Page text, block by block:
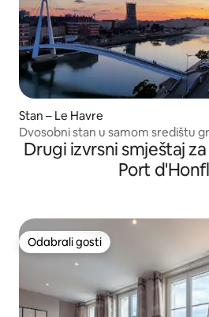
Stan – Le Havre
Dvosobni stan u samom središtu
Drugi izvrsni smještaj
Port
Odabrali gosti
Odabrali gosti